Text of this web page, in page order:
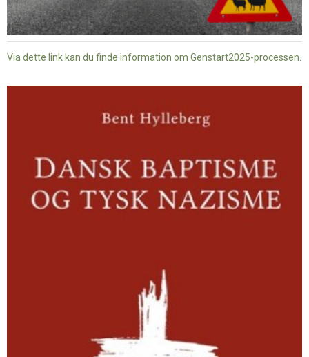
Via dette link kan du finde information om Genstart2025-processen.